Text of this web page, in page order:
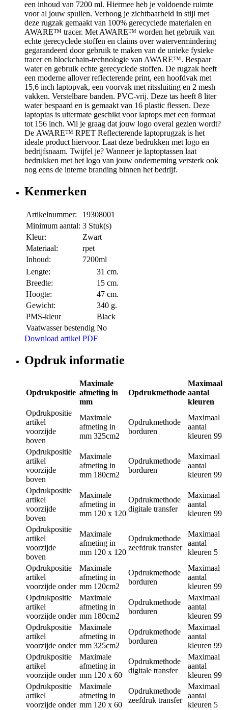
een inhoud van 7200 ml. Hiermee heb je voldoende ruimte
voor al jouw spullen. Verhoog je zichtbaarheid in stijl met
deze rugzak gemaakt van 100% gerecyclede materialen en
AWARE™ tracer. Met AWARE™ worden het gebruik van
echte gerecyclede stoffen en claims over watervermindering
gegarandeerd door gebruik te maken van de unieke fysieke
tracer en blockchain-technologie van AWARE™. Bespaar
water en gebruik echte gerecyclede stoffen. De rugzak heeft
een moderne allover reflecterende print, een hoofdvak met
15,6 inch laptopvak, een voorvak met ritssluiting en 2 mesh
vakken. Verstelbare banden. PVC-vrij. Deze tas heeft 8 liter
water bespaard en is gemaakt van 16 plastic flessen. Deze
laptoptas is uitermate geschikt voor laptops met een formaat
tot 156 inch. Wil je graag dat jouw logo overal gezien wordt?
De AWARE™ RPET Reflecterende laptoprugzak is het
ideale product hiervoor. Laat deze bedrukken met logo en
bedrijfsnaam. Twijfel je? Wanneer je laptoptassen laat
bedrukken met het logo van jouw onderneming versterk ook
nog eens de interne branding binnen het bedrijf.
Kenmerken
Artikelnummer:
19308001
Minimum aantal: 3 Stuk(s)
Kleur:
Zwart
Materiaal:
rpet
Inhoud:
7200ml
Lengte:
31 cm.
Breedte:
15 cm.
Hoogte:
47 cm.
Gewicht:
340 g.
PMS-kleur
Black
Vaatwasser bestendig No
Download artikel PDF
Opdruk informatie
Opdrukpositie
Maximale
afmeting in
mm
Opdrukmethode
Maximaal
aantal
kleuren
Opdrukpositie
artikel
voorzijde
boven
Maximale
afmeting in
mm 325cm2
Opdrukmethode
borduren
Maximaal
aantal
kleuren 99
Opdrukpositie
artikel
voorzijde
boven
Maximale
afmeting in
mm 180cm2
Opdrukmethode
borduren
Maximaal
aantal
kleuren 99
Opdrukpositie
artikel
voorzijde
boven
Maximale
afmeting in
mm 120 x 120
Opdrukmethode
digitale transfer
Maximaal
aantal
kleuren 99
Opdrukpositie
artikel
voorzijde
boven
Maximale
afmeting in
mm 120 x 120
Opdrukmethode
zeefdruk transfer
Maximaal
aantal
kleuren 5
Opdrukpositie
artikel
voorzijde onder
Maximale
afmeting in
mm 120cm2
Opdrukmethode
borduren
Maximaal
aantal
kleuren 99
Opdrukpositie
artikel
voorzijde onder
Maximale
afmeting in
mm 180cm2
Opdrukmethode
borduren
Maximaal
aantal
kleuren 99
Opdrukpositie
artikel
voorzijde onder
Maximale
afmeting in
mm 325cm2
Opdrukmethode
borduren
Maximaal
aantal
kleuren 99
Opdrukpositie
artikel
voorzijde onder
Maximale
afmeting in
mm 120 x 60
Opdrukmethode
digitale transfer
Maximaal
aantal
kleuren 99
Opdrukpositie
artikel
voorzijde onder
Maximale
afmeting in
mm 120 x 60
Opdrukmethode
zeefdruk transfer
Maximaal
aantal
kleuren 5